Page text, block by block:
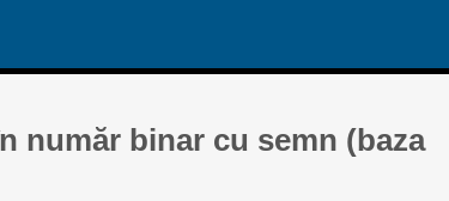
număr binar cu semn (baza